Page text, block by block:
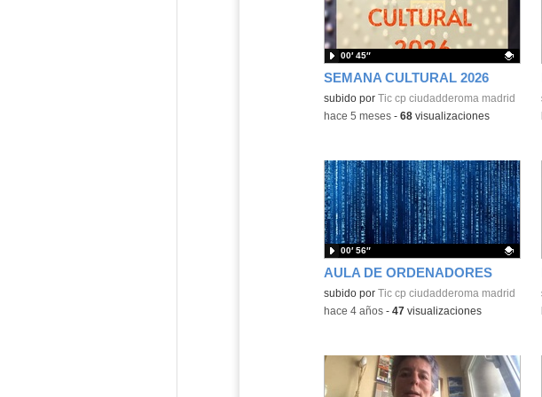
SEMANA CULTURAL 2026
Contenido educativo.
subido por Tic cp ciudadderoma madrid
00′ 45″
-hace 5 meses- 68visualizaciones
AULA DE ORDENADORES
Contenido educativo.
subido por Tic cp ciudadderoma madrid
00′ 56″
-hace 4 años- 47 visualizaciones